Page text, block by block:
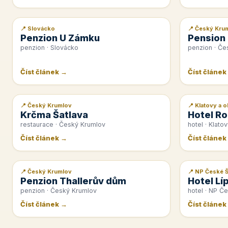
📰 PR článek
📍 Slovácko
Penzion U Zámku
penzion · Slovácko
Číst článek →
📰 PR článek
📍 Český
Pension
penzion ·
Číst
📰 PR článek
📍 Český Krumlov
Krčma Šatlava
restaurace · Český Krumlov
Číst článek →
📰 PR článek
📍 Klatovy a
Hotel
hotel ·
Číst
📰 PR článek
📍 Český Krumlov
Penzion Thallerův dům
penzion · Český Krumlov
Číst článek →
📰 PR článek
📍 NP České
Hotel
hotel · NP
Číst